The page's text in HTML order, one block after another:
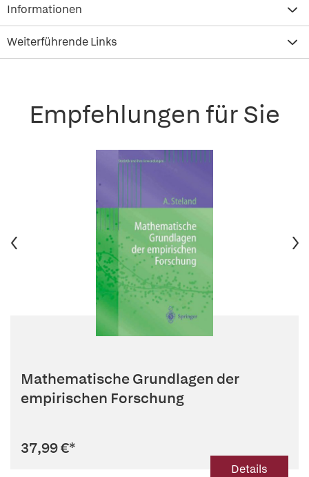
Informationen
Weiterführende Links
Empfehlungen für Sie
Mathematische Grundlagen der
empirischen Forschung
37,99 €*
Details